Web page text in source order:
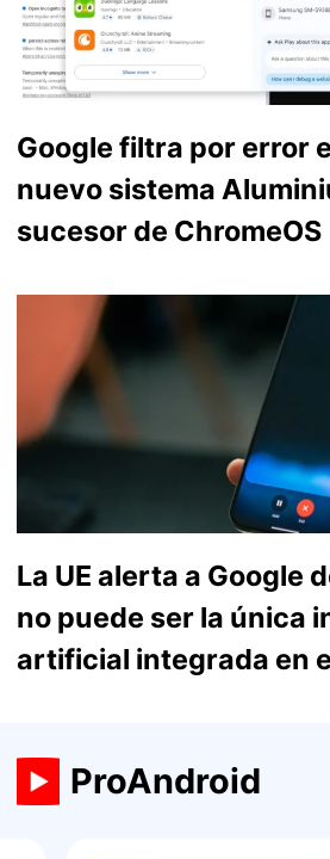
Google filtra por error
nuevo sistema
sucesor de ChromeOS
La UE alerta a Google
no puede ser la única
artificial integrada en
ProAndroid